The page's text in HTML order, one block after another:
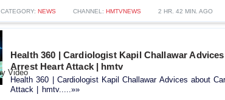
CATEGORY: NEWS CHANNEL: HMTVNEWS 2 HR. 42 MIN. AGO
Health 360 | Cardiologist Kapil Challawar
Arrest Heart Attack | hmtv
Health 360 | Cardiologist Kapil Challawar Advices about
Attack | hmtv.....»»